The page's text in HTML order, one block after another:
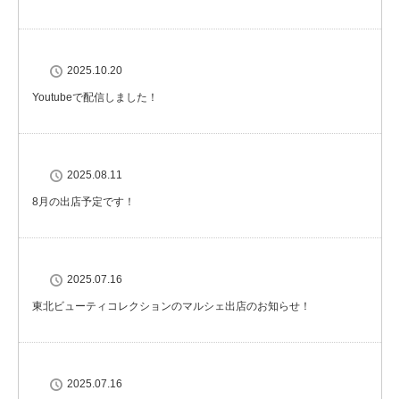
2025.10.20
Youtubeで配信しました！
2025.08.11
8月の出店予定です！
2025.07.16
東北ビューティコレクションのマルシェ出店のお知らせ！
2025.07.16